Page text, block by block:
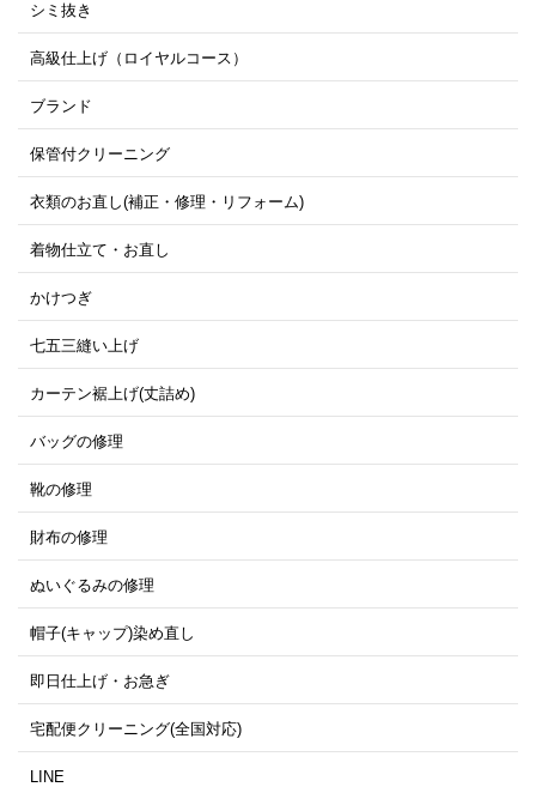
シミ抜き
高級仕上げ（ロイヤルコース）
ブランド
保管付クリーニング
衣類のお直し(補正・修理・リフォーム)
着物仕立て・お直し
かけつぎ
七五三縫い上げ
カーテン裾上げ(丈詰め)
バッグの修理
靴の修理
財布の修理
ぬいぐるみの修理
帽子(キャップ)染め直し
即日仕上げ・お急ぎ
宅配便クリーニング(全国対応)
LINE